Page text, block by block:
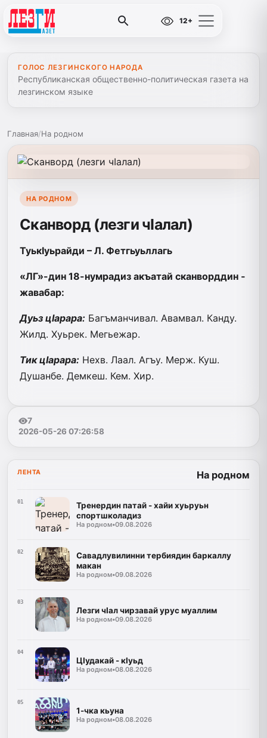
12+
ГОЛОС ЛЕЗГИНСКОГО НАРОДА
Республиканская общественно-политическая газета на
лезгинском языке
Главная/На родном
НА РОДНОМ
Сканворд (лезги чIалал)
ТуькIуьрайди – Л. Фетгьуьллагь
«ЛГ»-дин 18-нумрадиз акъатай сканворддин ­
жавабар:
Дуьз цIарара: Багъманчивал. Авамвал. Канду.
Жилд. Хуьрек. Мегьежар.
Тик цIарара: Нехв. Лаал. Агъу. Мерж. Куш.
Душанбе. Демкеш. Кем. Хир.
7
2026-05-26 07:26:58
ЛЕНТА На родном
01
Тренердин патай - хайи хуьруьн
спортшколадиз
На родном•09.08.2026
02
Савадлувилинни тербиядин баркаллу
макан
На родном•09.08.2026
03
Лезги чIал чирзавай урус муаллим
На родном•09.08.2026
04
ЦIудакай - кIуьд
На родном•08.08.2026
05
1-чка кьуна
На родном•08.08.2026